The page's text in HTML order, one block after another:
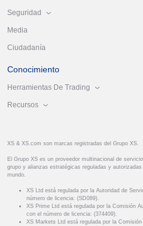
Seguridad
Media
Ciudadanía
Conocimiento
Herramientas De Trading
Recursos
XS & XS.com son marcas registradas del Grupo XS.
El Grupo XS es un proveedor multinacional de
grupo y alianzas estratégicas reguladas y
mundo.
XS Ltd está regulada por la Autoridad de
número de licencia: (SD089).
XS Prime Ltd está regulada por la Comisión
con el número de licencia: (374409).
XS Markets Ltd está regulada por la